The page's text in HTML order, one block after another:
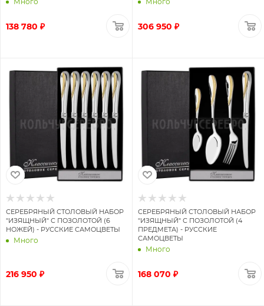
138 780 ₽ 306 950 ₽
СЕРЕБРЯНЫЙ СТОЛОВЫЙ НАБОР
"ИЗЯЩНЫЙ" С ПОЗОЛОТОЙ (6
НОЖЕЙ) - РУССКИЕ САМОЦВЕТЫ
Много
216 950 ₽
СЕРЕБРЯНЫЙ СТОЛОВЫЙ НАБОР
"ИЗЯЩНЫЙ" С ПОЗОЛОТОЙ (4
ПРЕДМЕТА) - РУССКИЕ
САМОЦВЕТЫ
Много
168 070 ₽